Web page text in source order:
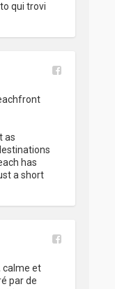
qui trovi
as
has
a short
calme et
par de